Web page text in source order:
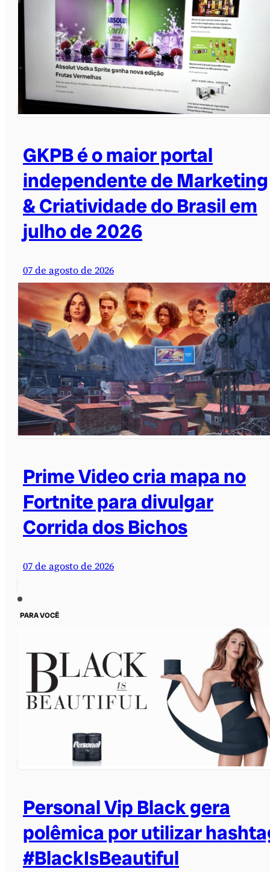
GKPB é o maior portal
independente de Marketing
& Criatividade do Brasil em
julho de 2026
07 de agosto de 2026
Prime Video cria mapa no
Fortnite para divulgar
Corrida dos Bichos
07 de agosto de 2026
PARA VOCÊ
Personal Vip Black gera
polêmica por utilizar
#BlackIsBeautiful